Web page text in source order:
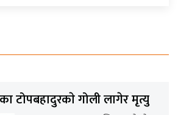
टोपबहादुरकाे गोली लागेर मृत्यु